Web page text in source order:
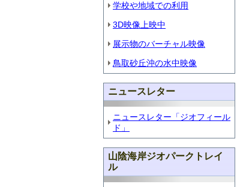
学校や地域での利用
3D映像上映中
展示物のバーチャル映像
鳥取砂丘沖の水中映像
ニュースレター
ニュースレター「ジオフィール
ド」
山陰海岸ジオパークトレイ
ル